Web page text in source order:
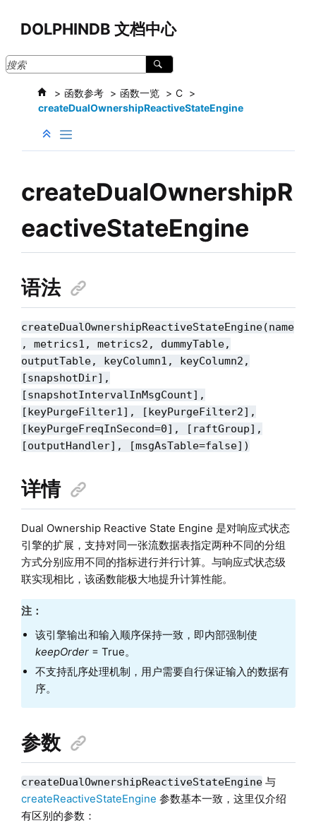
DOLPHINDB 文档中心
函数参考 函数一览
C
createDualOwnershipReactiveStateEngine
createDualOwnershipR
eactiveStateEngine
语法
createDualOwnershipReactiveStateEngine(name
, metrics1, metrics2, dummyTable,
outputTable, keyColumn1, keyColumn2,
[snapshotDir],
[snapshotIntervalInMsgCount],
[keyPurgeFilter1], [keyPurgeFilter2],
[keyPurgeFreqInSecond=0], [raftGroup] ,
[outputHandler], [msgAsTable=false] )
详情
Dual Ownership Reactive State Engine 是对响应式状态
引擎的扩展，支持对同一张流数据表指定两种不同的分组
方式分别应用不同的指标进行并行计算。与响应式状态级
联实现相比，该函数能极大地提升计算性能。
注：
该引擎输出和输入顺序保持一致，即内部强制使
keepOrder= True。
不支持乱序处理机制，用户需要自行保证输入的数据有
序。
参数
createDualOwnershipReactiveStateEngine与
createReactiveStateEngine 参数基本一致，这里仅介绍
有区别的参数：